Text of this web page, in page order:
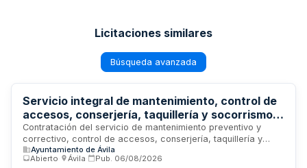
Licitaciones similares
Búsqueda avanzada
Servicio integral de mantenimiento, control de
accesos, conserjería, taquillería y socorrismo
en instalaciones deportivas municipales del
Ayuntamiento de Ávila
Contratación del servicio de mantenimiento preventivo y
correctivo, control de accesos, conserjería, taquillería y
socorrismo en las instalaciones deportivas municipales del
Ayuntamiento de Ávila. El contrato incluye la gestión integral
Ayuntamiento de Ávila
Abierto
Ávila Pub. 06/08/2026